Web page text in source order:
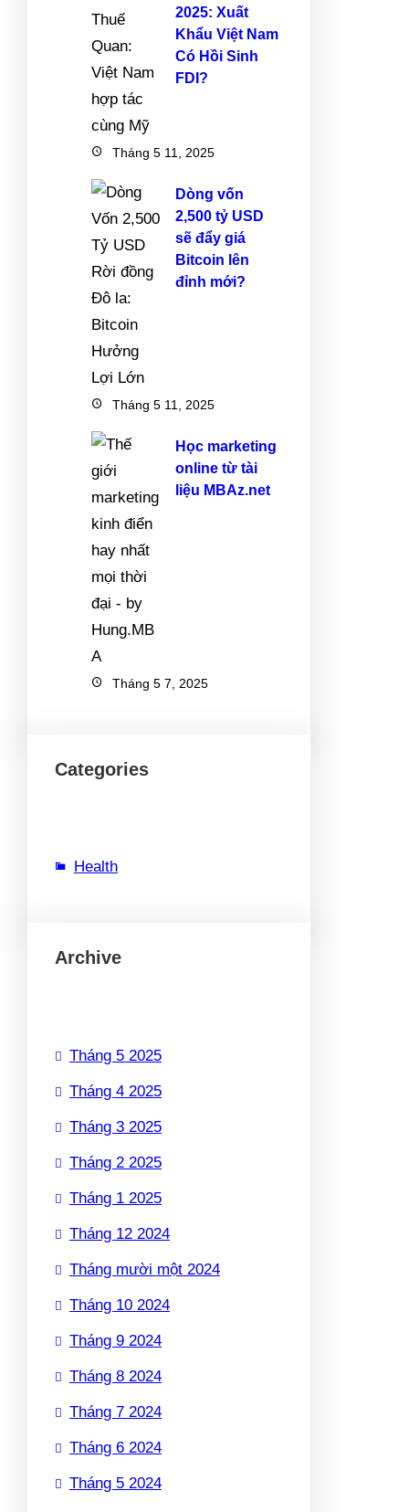
2025: Xuất
Khẩu Việt Nam
Có Hồi Sinh
FDI?
Tháng 5 11, 2025
Dòng vốn
2,500 tỷ USD
sẽ đẩy giá
Bitcoin lên
đỉnh mới?
Tháng 5 11, 2025
Học marketing
online từ tài
liệu MBAz.net
Tháng 5 7, 2025
Categories
Health
Archive
Tháng 5 2025
Tháng 4 2025
Tháng 3 2025
Tháng 2 2025
Tháng 1 2025
Tháng 12 2024
Tháng mười một 2024
Tháng 10 2024
Tháng 9 2024
Tháng 8 2024
Tháng 7 2024
Tháng 6 2024
Tháng 5 2024